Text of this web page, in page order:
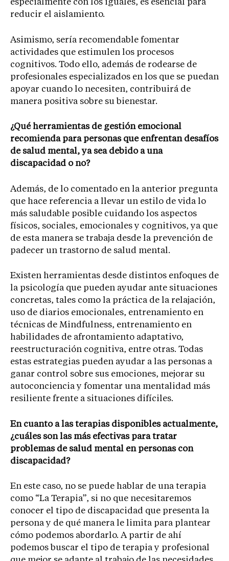
especialmente con los iguales, es esencial para
reducir el aislamiento.
Asimismo, sería recomendable fomentar
actividades que estimulen los procesos
cognitivos. Todo ello, además de rodearse de
profesionales especializados en los que se puedan
apoyar cuando lo necesiten, contribuirá de
manera positiva sobre su bienestar.
¿Qué herramientas de gestión emocional
recomienda para personas que enfrentan desafíos
de salud mental, ya sea debido a una
discapacidad o no?
Además, de lo comentado en la anterior pregunta
que hace referencia a llevar un estilo de vida lo
más saludable posible cuidando los aspectos
físicos, sociales, emocionales y cognitivos, ya que
de esta manera se trabaja desde la prevención de
padecer un trastorno de salud mental.
Existen herramientas desde distintos enfoques de
la psicología que pueden ayudar ante situaciones
concretas, tales como la práctica de la relajación,
uso de diarios emocionales, entrenamiento en
técnicas de Mindfulness, entrenamiento en
habilidades de afrontamiento adaptativo,
reestructuración cognitiva, entre otras. Todas
estas estrategias pueden ayudar a las personas a
ganar control sobre sus emociones, mejorar su
autoconciencia y fomentar una mentalidad más
resiliente frente a situaciones difíciles.
En cuanto a las terapias disponibles actualmente,
¿cuáles son las más efectivas para tratar
problemas de salud mental en personas con
discapacidad?
En este caso, no se puede hablar de una terapia
como “La Terapia”, si no que necesitaremos
conocer el tipo de discapacidad que presenta la
persona y de qué manera le limita para plantear
cómo podemos abordarlo. A partir de ahí
podemos buscar el tipo de terapia y profesional